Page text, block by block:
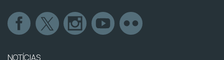
NOTÍCIAS